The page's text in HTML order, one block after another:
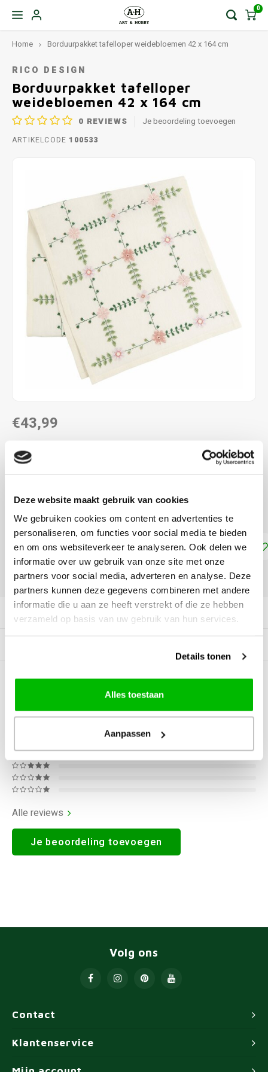
Deze website maakt gebruik van cookies
We gebruiken cookies om content en advertenties te
personaliseren, om functies voor social media te bieden
en om ons websiteverkeer te analyseren. Ook delen we
informatie over uw gebruik van onze site met onze
partners voor social media, adverteren en analyse. Deze
partners kunnen deze gegevens combineren met andere
informatie die u aan ze heeft verstrekt of die ze hebben
verzameld op basis van uw gebruik van hun services.
Details tonen
Alles toestaan
Aanpassen
0
Home Borduurpakket tafelloper weidebloemen 42 x 164 cm
RICO DESIGN
Borduurpakket tafelloper
weidebloemen 42 x 164 cm
0 REVIEWS Je beoordeling toevoegen
ARTIKELCODE 100533
€43,99
DIRECT LEVERBAAR
voorbedrukt
kruissteek Lees meer
Toevoegen aan winkelwagen
DELEN:
BEOORDELINGEN
0Reviews
Alle reviews
Je beoordeling toevoegen
Contact
Volg ons
Klantenservice